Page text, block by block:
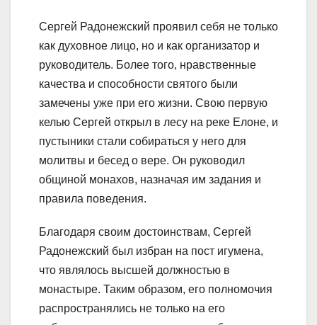
Сергей Радонежский проявил себя не только
как духовное лицо, но и как организатор и
руководитель. Более того, нравственные
качества и способности святого были
замечены уже при его жизни. Свою первую
келью Сергей открыл в лесу на реке Елоне, и
пустыники стали собираться у него для
молитвы и бесед о вере. Он руководил
общиной монахов, назначая им задания и
правила поведения.
Благодаря своим достоинствам, Сергей
Радонежский был избран на пост игумена,
что являлось высшей должностью в
монастыре. Таким образом, его полномочия
распространялись не только на его